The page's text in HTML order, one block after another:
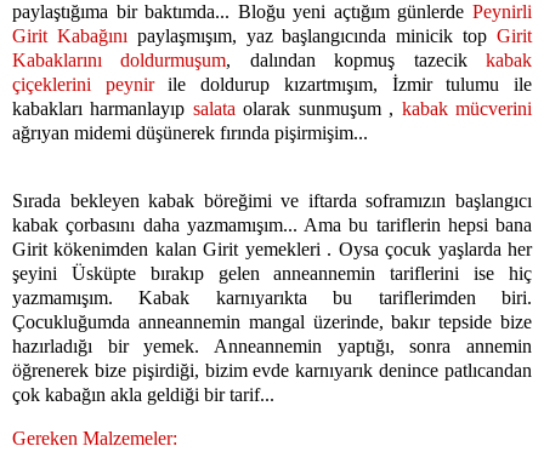
paylaştığıma bir baktımda... Bloğu yeni açtığım günlerde Peynirli
Girit Kabağını paylaşmışım, yaz başlangıcında minicik topGirit
Kabaklarını doldurmuşum, dalından kopmuş tazecikkabak
çiçeklerini peynir
ile doldurup kızartmışım, İzmir tulumu ile
kabakları harmanlayıp salata olarak sunmuşum , kabak mücverini
ağrıyan midemi düşünerek fırında pişirmişim...
Sırada bekleyen kabak böreğimi ve iftarda soframızın başlangıcı
kabak çorbasını daha yazmamışım... Ama bu tariflerin hepsi bana
Girit kökenimden kalan Girit yemekleri . Oysa çocuk yaşlarda her
şeyini Üsküpte bırakıp gelen anneannemin tariflerini ise hiç
yazmamışım. Kabak karnıyarıkta bu tariflerimden biri.
Çocukluğumda anneannemin mangal üzerinde, bakır tepside bize
hazırladığı bir yemek. Anneannemin yaptığı, sonra annemin
öğrenerek bize pişirdiği, bizim evde karnıyarık denince patlıcandan
çok kabağın akla geldiği bir tarif...
Gereken Malzemeler: